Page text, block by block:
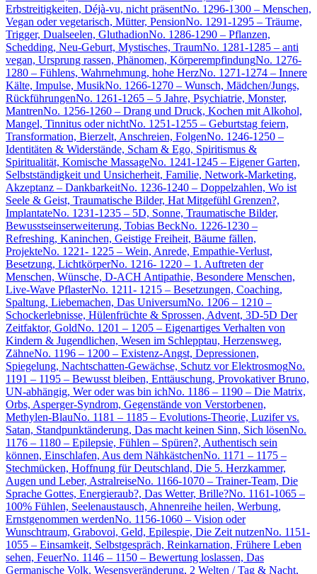
Erbstreitigkeiten, Déjà-vu, nicht präsentNo. 1296-1300 – Menschen,
Vegan oder vegetarisch, Mütter, PensionNo. 1291-1295 – Träume,
Trigger, Dualseelen, GluthadionNo. 1286-1290 – Pflanzen,
Schedding, Neu-Geburt, Mystisches, TraumNo. 1281-1285 – anti
vegan, Ursprung rassen, Phänomen, KörperempfindungNo. 1276-
1280 – Fühlens, Wahrnehmung, hohe HerzNo. 1271-1274 – Innere
Kälte, Impulse, MusikNo. 1266-1270 – Wunsch, Mädchen/Jungs,
RückführungenNo. 1261-1265 – 5 Jahre, Psychiatrie, Monster,
MantrenNo. 1256-1260 – Drang und Druck, Kochen mit Alkohol,
Mangel, Tinnitus oder nichtNo. 1251-1255 – Geburtstag feiern,
Transformation, Bierzelt, Anschreien, FolgenNo. 1246-1250 –
Identitäten & Widerstände, Scham & Ego, Spiritismus &
Spiritualität, Komische MassageNo. 1241-1245 – Eigener Garten,
Selbstständigkeit und Unsicherheit, Familie, Network-Marketing,
Akzeptanz – DankbarkeitNo. 1236-1240 – Doppelzahlen, Wo ist
Seele & Geist, Traumatische Bilder, Hat Mitgefühl Grenzen?,
ImplantateNo. 1231-1235 – 5D, Sonne, Traumatische Bilder,
Bewusstseinserweiterung, Tobias BeckNo. 1226-1230 –
Refreshing, Kaninchen, Geistige Freiheit, Bäume fällen,
ProjekteNo. 1221- 1225 – Wein, Anrede, Empathie-Verlust,
Besetzung, LichtkörperNo. 1216- 1220 – 1. Auftreten der
Menschen, Wünsche, D-ACH Antipathie, Besondere Menschen,
Live-Wave PflasterNo. 1211- 1215 – Besetzungen, Coaching,
Spaltung, Liebemachen, Das UniversumNo. 1206 – 1210 –
Schockerlebnisse, Hülenfrüchte & Sprossen, Advent, 3D-5D Der
Zeitfaktor, GoldNo. 1201 – 1205 – Eigenartiges Verhalten von
Kindern & Jugendlichen, Wesen im Schlepptau, Herzensweg,
ZähneNo. 1196 – 1200 – Existenz-Angst, Depressionen,
Spiegelung, Nachtschatten-Gewächse, Schutz vor ElektrosmogNo.
1191 – 1195 – Bewusst bleiben, Enttäuschung, Provokativer Bruno,
UN-abhängig, Wer oder was bin ichNo. 1186 – 1190 – Die Matrix,
Orbs, Asperger-Syndrom, Gegenstände von Verstorbenen,
Methylen-BlauNo. 1181 – 1185 – Evolutions-Theorie, Luzifer vs.
Satan, Standpunktänderung, Das macht keinen Sinn, Sich lösenNo.
1176 – 1180 – Epilepsie, Fühlen – Spüren?, Authentisch sein
können, Einschlafen, Aus dem NähkästchenNo. 1171 – 1175 –
Stechmücken, Hoffnung für Deutschland, Die 5. Herzkammer,
Augen und Leber, AstralreiseNo. 1166-1070 – Trainer-Team, Die
Sprache Gottes, Energieraub?, Das Wetter, Brille?No. 1161-1065 –
100% Fühlen, Seelenaustausch, Ahnenreihe heilen, Werbung,
Ernstgenommen werdenNo. 1156-1060 – Vision oder
Wunschtraum, Grabovoi, Geld, Epilespie, Die Zeit nutzenNo. 1151-
1055 – Einsamkeit, Selbstgespräch, Reinkarnation, Frühere Leben
sehen, FeuerNo. 1146 – 1150 – Bewertung loslassen, Das
Germanische Volk, Wesensveränderung, 2 Welten / Tag & Nacht,